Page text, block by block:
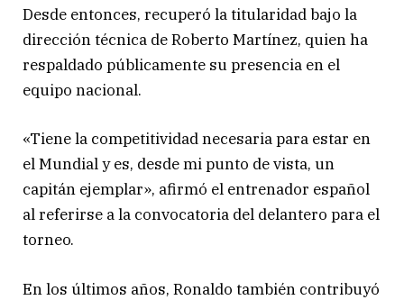
Desde entonces, recuperó la titularidad bajo la
dirección técnica de Roberto Martínez, quien ha
respaldado públicamente su presencia en el
equipo nacional.
«Tiene la competitividad necesaria para estar en
el Mundial y es, desde mi punto de vista, un
capitán ejemplar», afirmó el entrenador español
al referirse a la convocatoria del delantero para el
torneo.
En los últimos años, Ronaldo también contribuyó